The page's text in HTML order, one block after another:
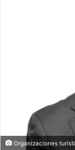
Organizaciones